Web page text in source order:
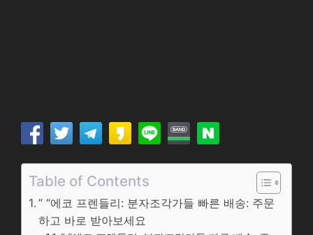
Table of Contents
” “에코 프렌들리: 분자조각가들 빠른 배송: 주문
하고 바로 받아보세요